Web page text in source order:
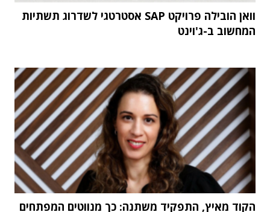
וואן הובילה פרויקט SAP אסטרטגי לשדרוג תשתיות
המחשוב ב-ג'וינט
הקוד מאיץ, התפקיד משתנה: כך מנווטים המפתחים